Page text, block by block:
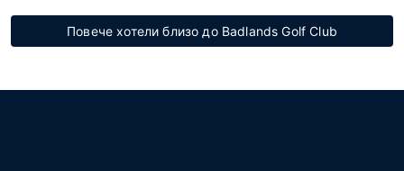
Повече хотели близо до Badlands Golf Club